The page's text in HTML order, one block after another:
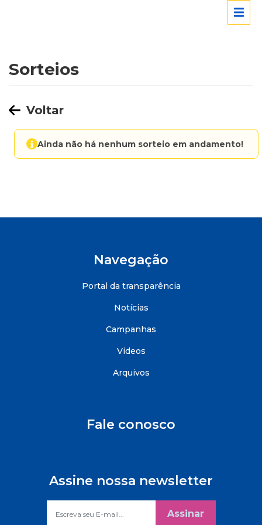
Sorteios
Voltar
Ainda não há nenhum sorteio em andamento!
Navegação
Portal da transparência
Notícias
Campanhas
Videos
Arquivos
Fale conosco
Assine nossa newsletter
Assinar